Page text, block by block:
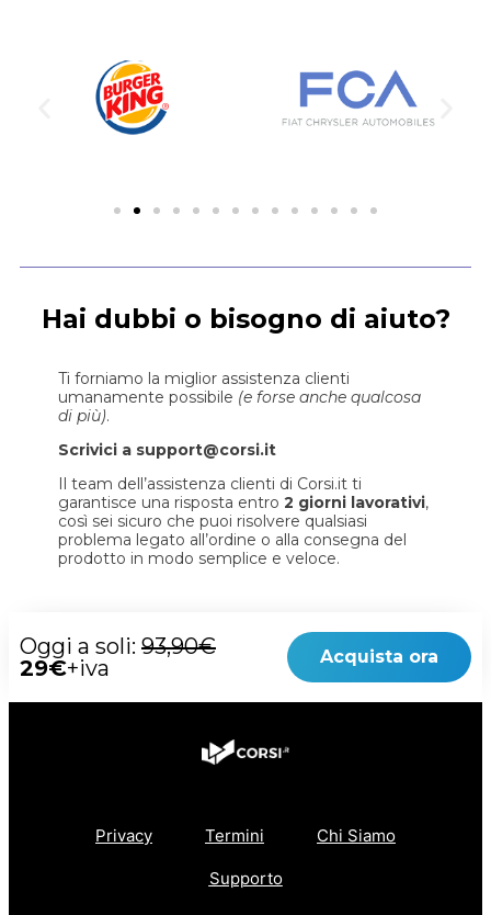
Hai dubbi o bisogno di aiuto?
Ti forniamo la miglior assistenza clienti
umanamente possibile (e forse anche qualcosa
di più).
Scrivici a support@corsi.it
Il team dell’assistenza clienti di Corsi.it ti
garantisce una risposta entro 2 giorni lavorativi,
così sei sicuro che puoi risolvere qualsiasi
problema legato all’ordine o alla consegna del
prodotto in modo semplice e veloce.
Oggi a soli: 93,90€
29€+iva Acquista ora
Privacy Termini Chi Siamo
Supporto